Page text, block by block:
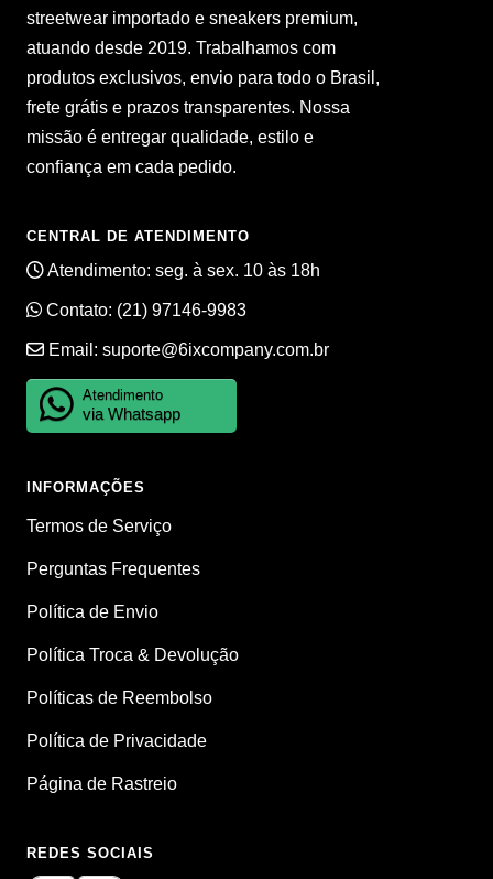
streetwear importado e sneakers premium,
atuando desde 2019. Trabalhamos com
produtos exclusivos, envio para todo o Brasil,
frete grátis e prazos transparentes. Nossa
missão é entregar qualidade, estilo e
confiança em cada pedido.
CENTRAL DE ATENDIMENTO
Atendimento: seg. à sex. 10 às 18h
Contato: (21) 97146-9983
Email: suporte@6ixcompany.com.br
Atendimento
via Whatsapp
INFORMAÇÕES
Termos de Serviço
Perguntas Frequentes
Política de Envio
Política Troca & Devolução
Políticas de Reembolso
Política de Privacidade
Página de Rastreio
REDES SOCIAIS